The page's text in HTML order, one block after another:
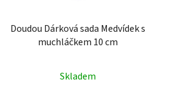
Doudou Dárková sada Medvídek s
muchláčkem 10 cm
Skladem